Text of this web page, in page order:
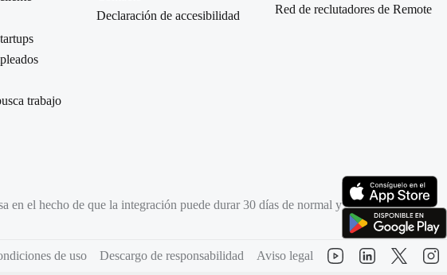
trabajo
Declaración de accesibilidad
Red de reclutadores de Remote
en el hecho de que la integración puede durar 30 días de normal y
(se abre en una
(se abre en una
de uso Descargo de responsabilidad Aviso legal